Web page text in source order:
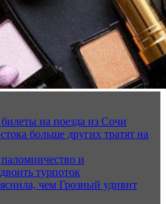
на поезда из Сочи
больше других тратят на
и
турпоток
чем Грозный удивит